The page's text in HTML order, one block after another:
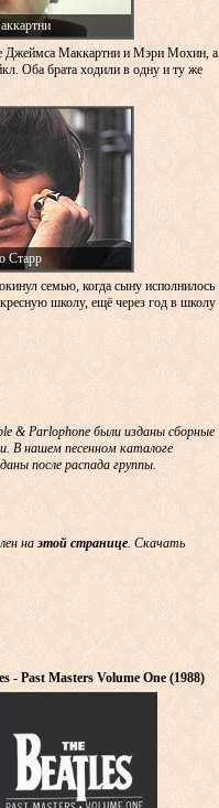
Джеймса Маккартни и Мэри Мохин, а
Оба брата ходили в одну и ту же
Старр
семью, когда сыну исполнилось
школу, ещё через год в школу
& Parlophone были изданы сборные
В нашем песенном каталоге
после распада группы.
наэтой странице. Скачать
- Past Masters Volume One (1988)